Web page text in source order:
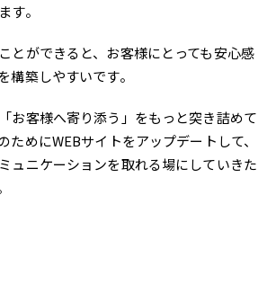
す。
とができると、お客様にとっても安心感
構築しやすいです。
お客様へ寄り添う」をもっと突き詰めて
ためにWEBサイトをアップデートして、
ュニケーションを取れる場にしていきた